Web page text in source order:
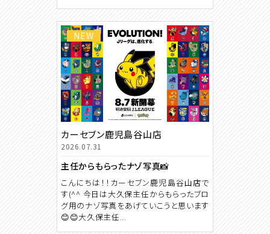
NEW
カーセブン鹿児島谷山店
2026.07.31
主任からもらったナゾ写真📸
こんにちは！！カーセブン鹿児島谷山店で
す(^^ 今日は大久保主任からもらったブロ
グ用のナゾ写真をあげていこうと思います
😊😊大久保主任...